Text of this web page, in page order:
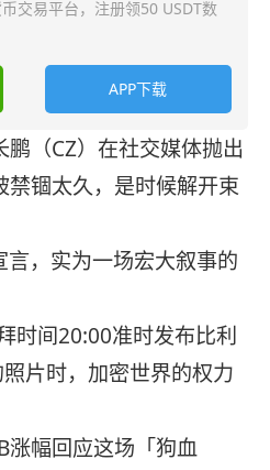
交易平台，注册领50 USDT数
APP下载
（CZ）在社交媒体抛出
锢太久，是时候解开束
，实为一场宏大叙事的
时间20:00准时发布比利
片时，加密世界的权力
涨幅回应这场「狗血